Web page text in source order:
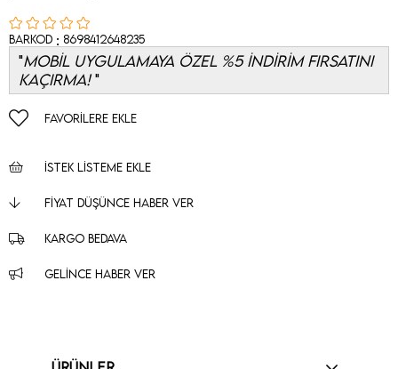
Barkod : 8698412648235
MOBİL UYGULAMAYA ÖZEL %5 İNDİRİM FIRSATINI
KAÇIRMA!
FAVORILERE EKLE
İSTEK LISTEME EKLE
FIYAT DÜŞÜNCE HABER VER
KARGO BEDAVA
GELINCE HABER VER